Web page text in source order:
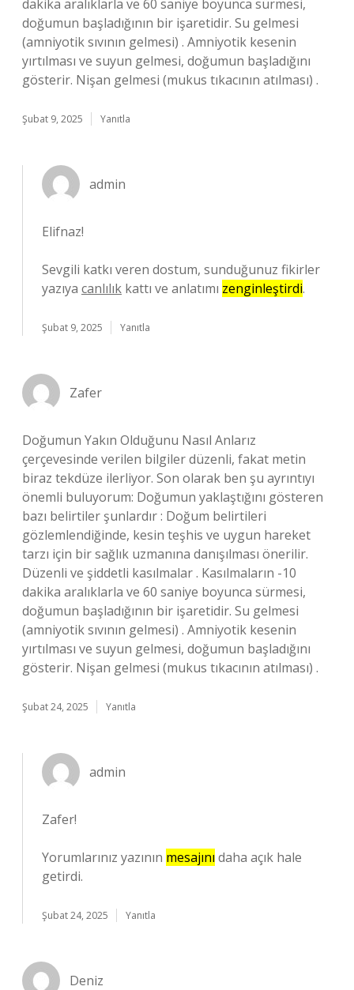
dakika aralıklarla ve 60 saniye boyunca sürmesi,
doğumun başladığının bir işaretidir. Su gelmesi
(amniyotik sıvının gelmesi) . Amniyotik kesenin
yırtılması ve suyun gelmesi, doğumun başladığını
gösterir. Nişan gelmesi (mukus tıkacının atılması) .
Şubat 9, 2025 Yanıtla
admin
Elifnaz!
Sevgili katkı veren dostum, sunduğunuz fikirler
yazıya canlılık kattı ve anlatımı zenginleştirdi.
Şubat 9, 2025 Yanıtla
Zafer
Doğumun Yakın Olduğunu Nasıl Anlarız
çerçevesinde verilen bilgiler düzenli, fakat metin
biraz tekdüze ilerliyor. Son olarak ben şu ayrıntıyı
önemli buluyorum: Doğumun yaklaştığını gösteren
bazı belirtiler şunlardır : Doğum belirtileri
gözlemlendiğinde, kesin teşhis ve uygun hareket
tarzı için bir sağlık uzmanına danışılması önerilir.
Düzenli ve şiddetli kasılmalar . Kasılmaların -10
dakika aralıklarla ve 60 saniye boyunca sürmesi,
doğumun başladığının bir işaretidir. Su gelmesi
(amniyotik sıvının gelmesi) . Amniyotik kesenin
yırtılması ve suyun gelmesi, doğumun başladığını
gösterir. Nişan gelmesi (mukus tıkacının atılması) .
Şubat 24, 2025 Yanıtla
admin
Zafer!
Yorumlarınız yazının mesajını daha açık hale
getirdi.
Şubat 24, 2025 Yanıtla
Deniz